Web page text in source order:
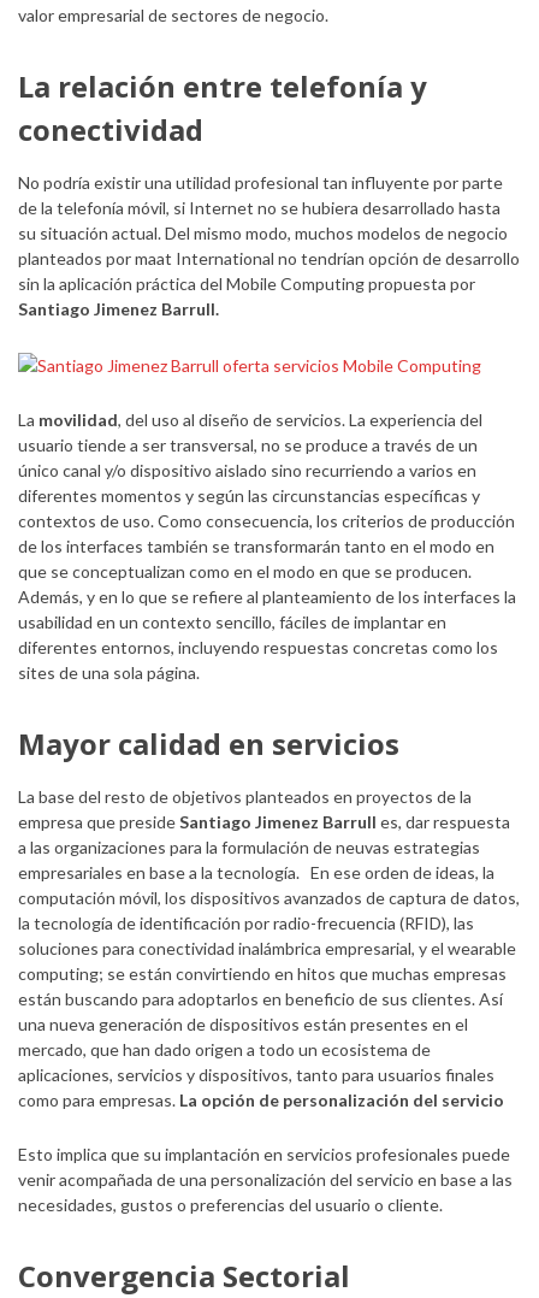
valor empresarial de sectores de negocio.
La relación entre telefonía y
conectividad
No podría existir una utilidad profesional tan influyente por parte
de la telefonía móvil, si Internet no se hubiera desarrollado hasta
su situación actual. Del mismo modo, muchos modelos de negocio
planteados por maat International no tendrían opción de desarrollo
sin la aplicación práctica del Mobile Computing propuesta por
Santiago Jimenez Barrull.
La movilidad, del uso al diseño de servicios. La experiencia del
usuario tiende a ser transversal, no se produce a través de un
único canal y/o dispositivo aislado sino recurriendo a varios en
diferentes momentos y según las circunstancias específicas y
contextos de uso. Como consecuencia, los criterios de producción
de los interfaces también se transformarán tanto en el modo en
que se conceptualizan como en el modo en que se producen.
Además, y en lo que se refiere al planteamiento de los interfaces la
usabilidad en un contexto sencillo, fáciles de implantar en
diferentes entornos, incluyendo respuestas concretas como los
sites de una sola página.
Mayor calidad en servicios
La base del resto de objetivos planteados en proyectos de la
empresa que presideSantiago Jimenez Barrull es, dar respuesta
a las organizaciones para la formulación de neuvas estrategias
empresariales en base a la tecnología. En ese orden de ideas, la
computación móvil, los dispositivos avanzados de captura de datos,
la tecnología de identificación por radio-frecuencia (RFID), las
soluciones para conectividad inalámbrica empresarial, y el wearable
computing; se están convirtiendo en hitos que muchas empresas
están buscando para adoptarlos en beneficio de sus clientes. Así
una nueva generación de dispositivos están presentes en el
mercado, que han dado origen a todo un ecosistema de
aplicaciones, servicios y dispositivos, tanto para usuarios finales
como para empresas. La opción de personalización del servicio
Esto implica que su implantación en servicios profesionales puede
venir acompañada de una personalización del servicio en base a las
necesidades, gustos o preferencias del usuario o cliente.
Convergencia Sectorial